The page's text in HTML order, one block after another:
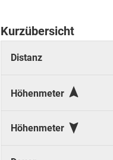
Kurzübersicht
Distanz
Höhenmeter 
Höhenmeter 